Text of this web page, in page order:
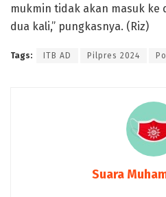
mukmin tidak akan masuk ke
dua kali,” pungkasnya. (Riz)
Tags: ITB AD Pilpres 2024
Suara